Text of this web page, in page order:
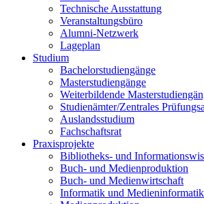
Technische Ausstattung
Veranstaltungsbüro
Alumni-Netzwerk
Lageplan
Studium
Bachelorstudiengänge
Masterstudiengänge
Weiterbildende
Studienämter/Zentrales
Auslandsstudium
Fachschaftsrat
Praxisprojekte
Bibliotheks- und
Buch- und Medienproduktion
Buch- und Medienwirtschaft
Informatik und Medieninformatik